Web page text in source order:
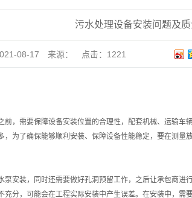
污水处理设备安装问题及
08-17 来源： 点击： 1221
需要保障设备安装位置的合理性，配套机械、运输车
，为了确保能够顺利安装、保障设备性能稳定，要在测量
装，同时还需要做好孔洞预留工作，之后让承包商进
充分，可能会在工程实际安装中产生误差。在安装中，需